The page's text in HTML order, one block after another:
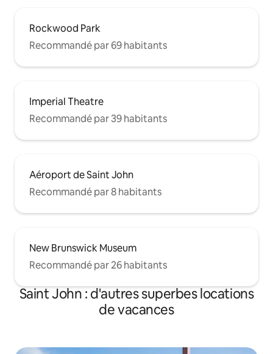
Rockwood Park
Recommandé par 69 habitants
Imperial Theatre
Recommandé par 39 habitants
Aéroport de Saint John
Recommandé par 8 habitants
New Brunswick Museum
Recommandé par 26 habitants
Saint John : d'autres superbes locations
de vacances